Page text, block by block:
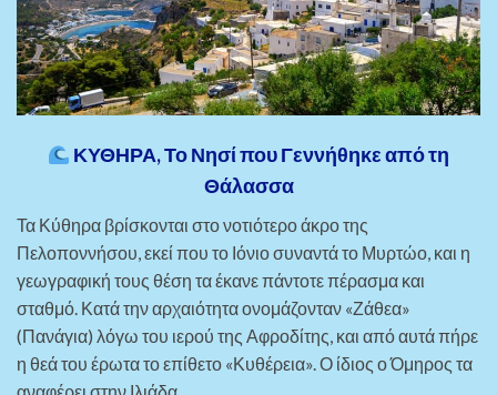
ΚΥΘΗΡΑ, Το Νησί που Γεννήθηκε από τη
Θάλασσα
Τα Κύθηρα βρίσκονται στο νοτιότερο άκρο της
Πελοποννήσου, εκεί που το Ιόνιο συναντά το Μυρτώο, και η
γεωγραφική τους θέση τα έκανε πάντοτε πέρασμα και
σταθμό. Κατά την αρχαιότητα ονομάζονταν «Ζάθεα»
(Πανάγια) λόγω του ιερού της Αφροδίτης, και από αυτά πήρε
η θεά του έρωτα το επίθετο «Κυθέρεια». Ο ίδιος ο Όμηρος τα